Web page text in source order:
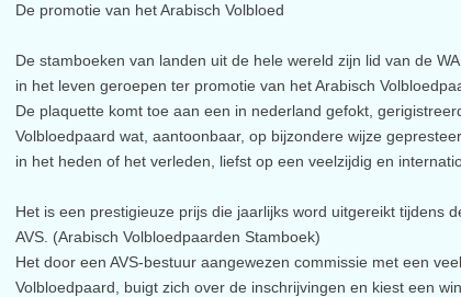
De promotie van het Arabisch Volbloed
De stamboeken van landen uit de hele wereld zijn lid van de
in het leven geroepen ter promotie van het Arabisch
De plaquette komt toe aan een in nederland gefokt,
Volbloedpaard wat, aantoonbaar, op bijzondere wijze
in het heden of het verleden, liefst op een veelzijdig en
Het is een prestigieuze prijs die jaarlijks word uitgereikt tijdens
AVS. (Arabisch Volbloedpaarden Stamboek)
Het door een AVS-bestuur aangewezen commissie met een
Volbloedpaard, buigt zich over de inschrijvingen en kiest een